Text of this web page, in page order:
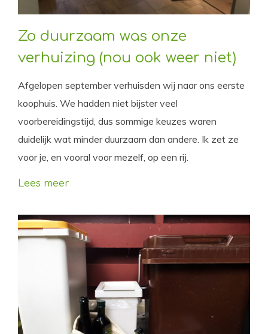
Zo duurzaam was onze
verhuizing (nou ook weer niet)
Afgelopen september verhuisden wij naar ons eerste
koophuis. We hadden niet bijster veel
voorbereidingstijd, dus sommige keuzes waren
duidelijk wat minder duurzaam dan andere. Ik zet ze
voor je, en vooral voor mezelf, op een rij.
Lees meer